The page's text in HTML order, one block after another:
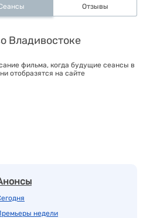
Отзывы
Владивостоке
фильма, когда будущие сеансы в
отобразятся на сайте
недели